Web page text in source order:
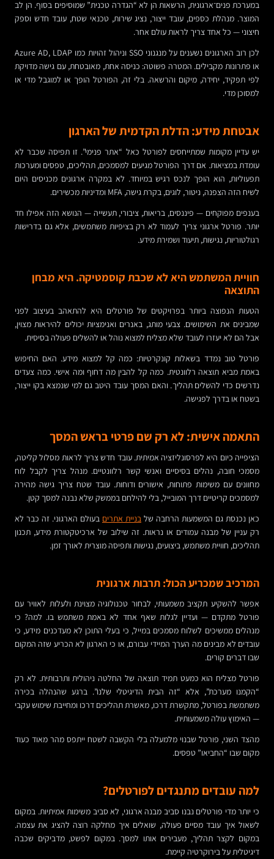
במערכת פנים־ארגונית, הרשאות הן לא “הגדרה טכנית” שמוסיפים בסוף. הן לב
המוצר. מנהלת כספים, עובד ייצור, נציג שירות, טכנאי שטח, עובד חדש וספק
חיצוני — כל אחד צריך לראות עולם אחר.
לכן רוב הארגונים נשענים על מנגנוני SSO וניהול זהויות כמו Azure AD, LDAP
או פתרונות מקבילים. המטרה פשוטה: כניסה אחת, מאובטחת, עם גישה מדויקת
לפי תפקיד, יחידה, מיקום והרשאה. בלי זה, הפורטל הופך או למוגבל מדי או
למסוכן מדי.
אבטחת מידע: הדלת הקדמית של הארגון
יש עדיין מקומות שמתייחסים לפורטל כאל “אתר פנימי”. זו תפיסה שכבר לא
עומדת במציאות. אם דרך הפורטל מגיעים למסמכים, תהליכים, טפסים ומערכות
תפעוליות, הוא הופך לנכס רגיש במיוחד. לא במקרה ארגונים מכניסים היום
לשיח הזה הצפנה, ניטור, לוגים, בקרת גישה, MFA ומדיניות מכשירים.
בענפים מפוקחים — פיננסים, בריאות, ציבורי, תעשייה — הנושא הזה אפילו חד
יותר. פורטל ארגוני צריך לעמוד לא רק בציפיות משתמשים, אלא גם בדרישות
רגולטוריות, נגישות, תיעוד ושמירת מידע.
חוויית המשתמש היא לא שכבת קוסמטיקה. היא מבחן
התוצאה
הטעות הנפוצה ביותר בפרויקטים של פורטלים היא להתאהב בעיצוב לפני
שמבינים את השימושים. צבעי מותג, באנרים ואנימציות יכולים להיראות מצוין,
אבל הם לא יעזרו לעובד שלא מצליח למצוא נוהל או להשלים פעולה בסיסית.
פורטל טוב נמדד בשאלות קונקרטיות: כמה קל למצוא מידע. האם החיפוש
באמת מביא תוצאה רלוונטית. כמה קל להבין מה דחוף ומה אישי. כמה צעדים
נדרשים כדי להשלים תהליך. והאם המסך עובד היטב גם למי שנמצא בקו ייצור,
בשטח או בדרך לפגישה.
התאמה אישית: לא רק שם פרטי בראש המסך
הציפייה כיום היא לפרסונליזציה אמיתית. עובד חדש צריך לראות מסלול קליטה,
מסמכי חובה, נהלים בסיסיים ואנשי קשר רלוונטיים. מנהל צריך לקבל לוח
מחוונים עם משימות פתוחות, אישורים ודוחות. עובד שטח צריך גישה מהירה
למסמכים קריטיים דרך המובייל, בלי להילחם בממשק שלא נבנה למסך קטן.
כאן נכנסת גם המשמעות הרחבה של בניית אתרים בעולם הארגוני. זה כבר לא
רק עניין של מבנה עמודים או נראות. זה שילוב של ארכיטקטורת מידע, תכנון
תהליכים, חוויית משתמש, ביצועים, נגישות ותפיסה מוצרית לאורך זמן.
המרכיב שמכריע הכול: תרבות ארגונית
אפשר להשקיע תקציב משמעותי, לבחור טכנולוגיה מצוינת ולעלות לאוויר עם
פורטל מתקדם — ועדיין לגלות שאף אחד לא באמת משתמש בו. למה? כי
מנהלים ממשיכים לשלוח מסמכים במייל, כי בעלי התוכן לא מעדכנים מידע, כי
עובדים לא מבינים מה הערך המיידי עבורם, או כי הארגון לא הכריע שזה המקום
שבו דברים קורים.
פורטל מצליח הוא כמעט תמיד תוצאה של החלטה ניהולית ותרבותית. לא רק
“הקמנו מערכת”, אלא “זה הבית הדיגיטלי שלנו”. ברגע שהנהלה בכירה
משתמשת בפורטל, מתקשרת דרכו, מאשרת תהליכים דרכו ומחייבת שימוש עקבי
— האימוץ עולה משמעותית.
מהצד השני, פורטל שבנוי מלמעלה בלי הקשבה לשטח ייתפס מהר מאוד כעוד
מקום שבו “החביאו” טפסים.
למה עובדים מתנגדים לפורטלים?
כי יותר מדי פורטלים נבנו סביב מבנה ארגוני, לא סביב משימות אמיתיות. במקום
לשאול איך עובד מסיים פעולה, שואלים איך מחלקה רוצה להציג את עצמה.
במקום לקצר תהליך, מעבירים אותו למסך. במקום לפשט, מדביקים שכבה
דיגיטלית על בירוקרטיה קיימת.